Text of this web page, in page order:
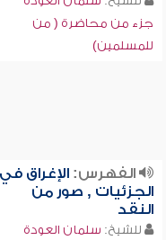
جزء من محاضرة ( من
للمسلمين)
الفهرس:الإغراق في
الجزئيات , صور من
النقد
للشيخ: سلمان العودة